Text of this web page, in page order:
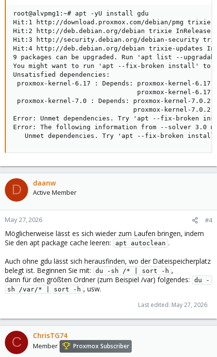
root@alvpmg1:~# apt -yU install gdu
Hit:1 http://download.proxmox.com/debian/pmg trixie
Hit:2 http://deb.debian.org/debian trixie InRelease
Hit:3 http://security.debian.org/debian-security
Hit:4 http://deb.debian.org/debian trixie-updates
9 packages can be upgraded. Run 'apt list --
You might want to run 'apt --fix-broken install' to
Unsatisfied dependencies:
proxmox-kernel-6.17 : Depends: proxmox-
proxmox-kernel-
proxmox-kernel-7.0 : Depends: proxmox-
proxmox-kernel-7.0.2-
Error: Unmet dependencies. Try 'apt --fix-broken
Error: The following information from --solver 3.0
Unmet dependencies. Try 'apt --fix-broken
D daanw
Active Member
May 27, 2026 #4
Möglicherweise lässt es sich wieder zum Laufen bringen, indem
Sie den apt package cache leeren:
apt autoclean .
Auch ohne gdu lässt sich herausfinden, wo der Dateispeicherplatz
belegt ist. Beginnen Sie mit:
du -sh /* | sort -h ,
dann für den größten Ordner (zum Beispiel /var) folgendes:
du -
sh /var/* | sort -h , usw.
Last edited: May 27, 2026
C ChrisTG74
Member Proxmox Subscriber